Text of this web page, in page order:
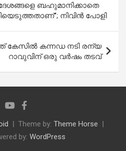
ബഹുമാനിക്കാതെ
നിവിൻ പോളി
കേസിൽ കന്നഡ നടി രന്യ
റാവുവിന് ഒരു വർഷം തടവ്
Theme by: Theme Horse
by: WordPress